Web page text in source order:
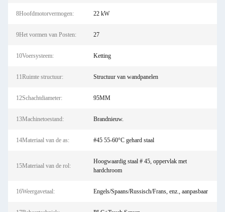
8Hoofdmotorvermogen: 22 kW
9Het vormen van Posten: 27
10Voersysteem: Ketting
11Ruimte structuur: Structuur van wandpanelen
12Schachtdiameter: 95MM
13Machinetoestand: Brandnieuw.
14Materiaal van de as: #45 55-60°C gehard staal
15Materiaal van de rol:
Hoogwaardig staal # 45, oppervlak met
hardchroom
16Weergavetaal: Engels/Spaans/Russisch/Frans, enz., aanpasbaar